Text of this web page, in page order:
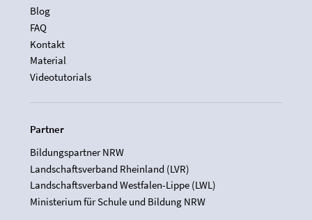
Blog
FAQ
Kontakt
Material
Videotutorials
Partner
Bildungspartner NRW
Landschaftsverband Rheinland (LVR)
Landschaftsverband Westfalen-Lippe (LWL)
Ministerium für Schule und Bildung NRW